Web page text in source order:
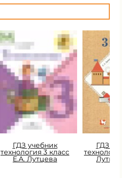
ГДЗ учебник
технология 3 класс
Е.А. Лутцева
ГДЗ